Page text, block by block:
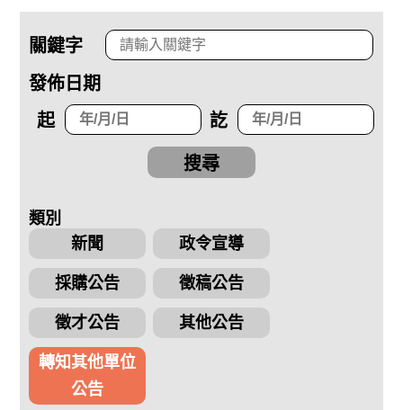
關鍵字
發佈日期
起
訖
搜尋
類別
新聞
政令宣導
採購公告 徵稿公告
徵才公告 其他公告
轉知其他單位
公告